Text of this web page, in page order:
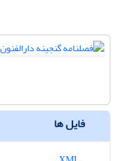
فایل ها